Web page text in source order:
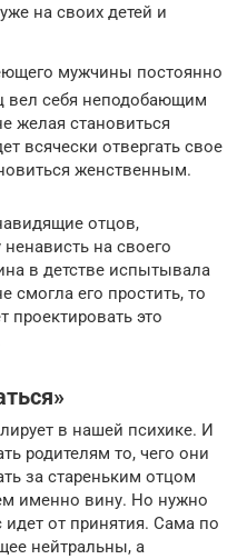
на своих детей и
мужчины постоянно
вел себя неподобающим
желая становиться
всячески отвергать свое
женственным.
отцов,
на своего
в детстве испытывала
смогла его простить, то
проектировать это
в нашей психике. И
родителям то, чего они
за стареньким отцом
именно вину. Но нужно
от принятия. Сама по
нейтральны, а